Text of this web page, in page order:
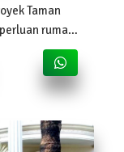
Taman
rumah,